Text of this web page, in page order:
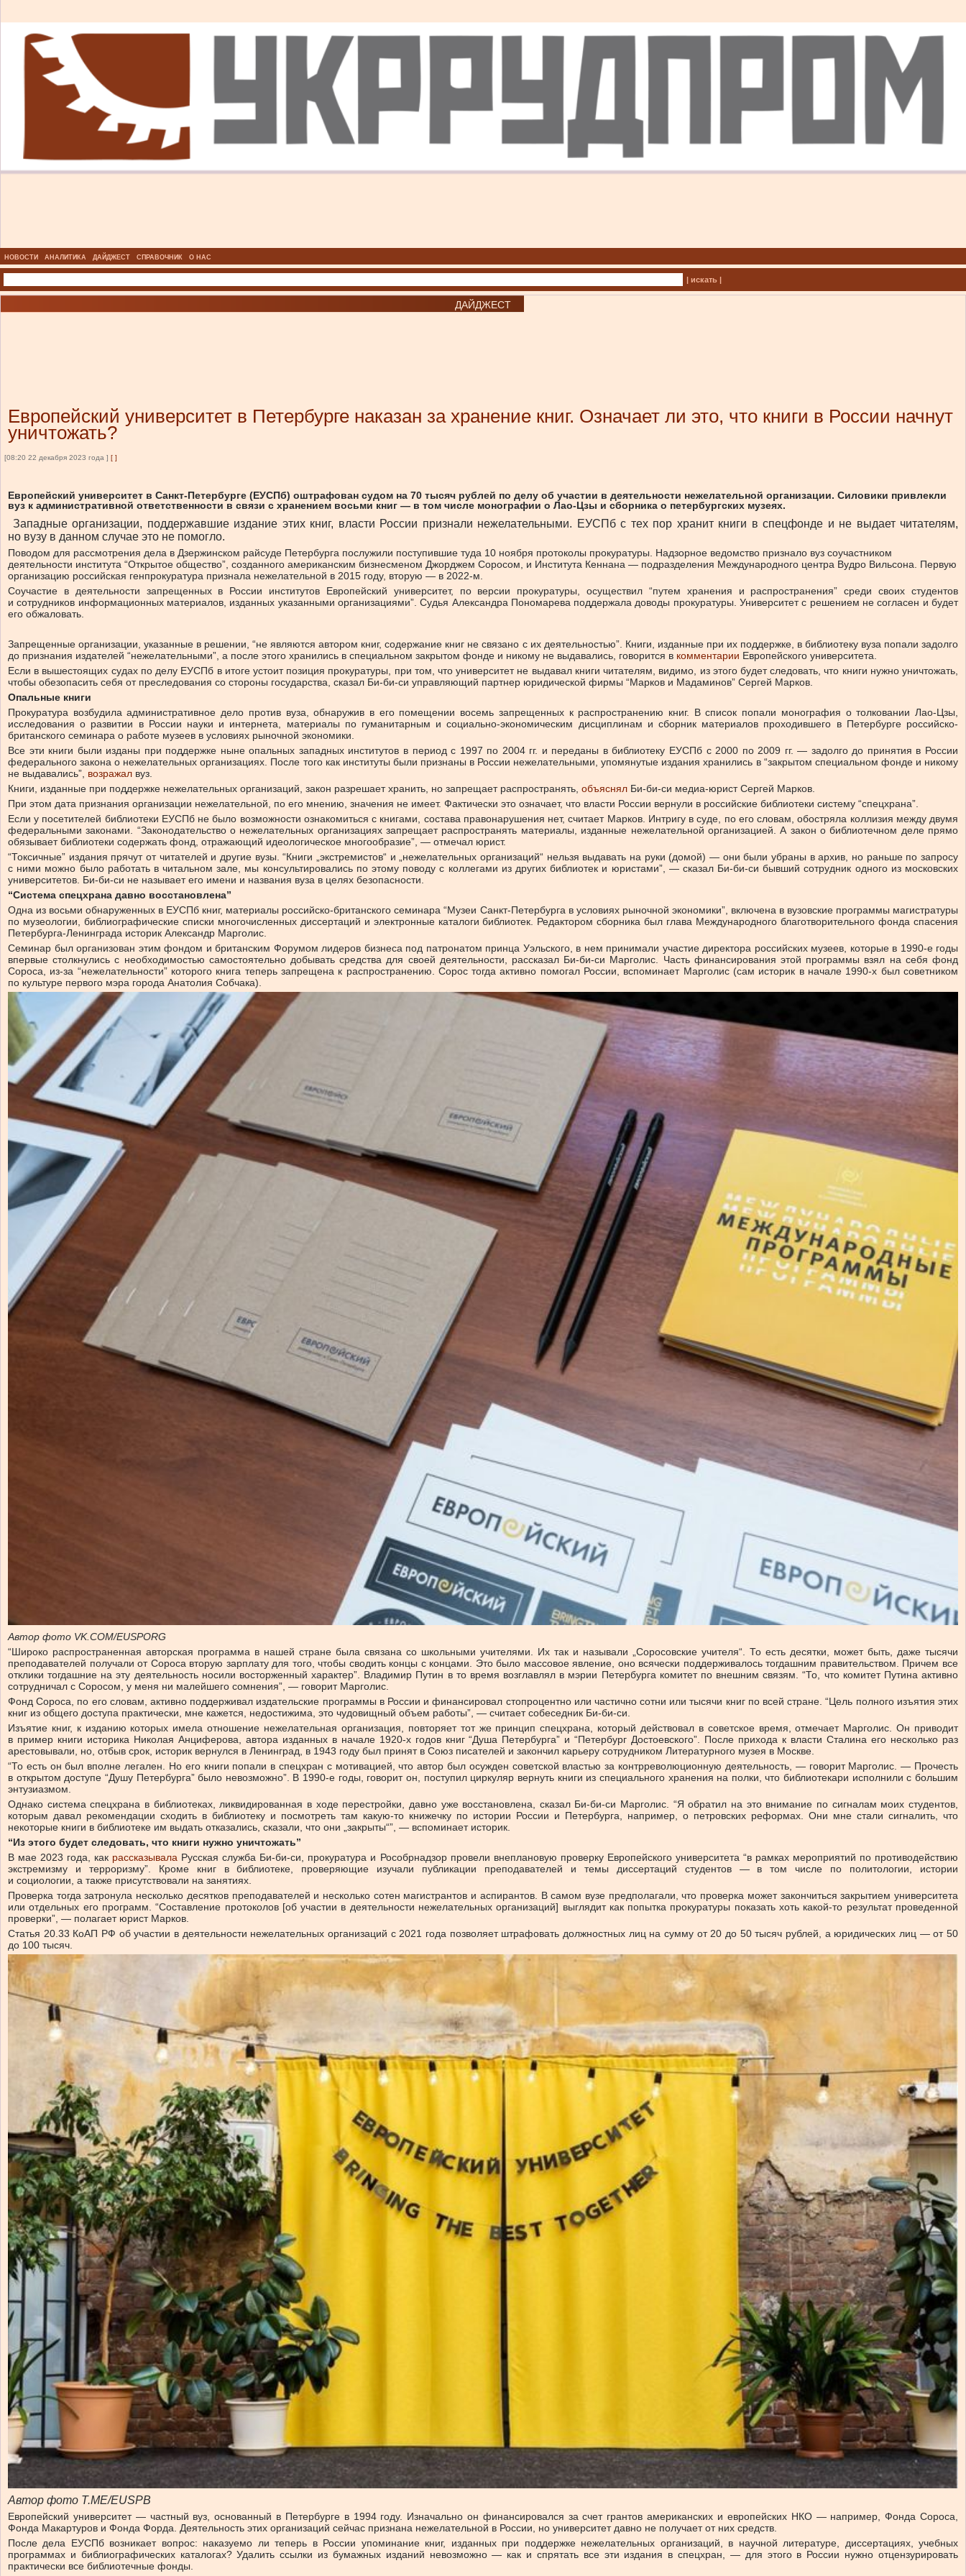
НОВОСТИ АНАЛИТИКА ДАЙДЖЕСТ СПРАВОЧНИК О НАС
| искать |
ДАЙДЖЕСТ
Европейский университет в Петербурге наказан за хранение книг. Означает ли это, что книги в России начнут
уничтожать?
[08:20 22 декабря 2023 года ] [ ]
Европейский университет в Санкт-Петербурге (ЕУСПб) оштрафован судом на 70 тысяч рублей по делу об участии в деятельности нежелательной организации. Силовики привлекли
вуз к административной ответственности в связи с хранением восьми книг — в том числе монографии о Лао-Цзы и сборника о петербургских музеях.
Западные организации, поддержавшие издание этих книг, власти России признали нежелательными. ЕУСПб с тех пор хранит книги в спецфонде и не выдает читателям,
но вузу в данном случае это не помогло.
Поводом для рассмотрения дела в Дзержинском райсуде Петербурга послужили поступившие туда 10 ноября протоколы прокуратуры. Надзорное ведомство признало вуз соучастником
деятельности института “Открытое общество”, созданного американским бизнесменом Джорджем Соросом, и Института Кеннана — подразделения Международного центра Вудро Вильсона. Первую
организацию российская генпрокуратура признала нежелательной в 2015 году, вторую — в 2022-м.
Соучастие в деятельности запрещенных в России институтов Европейский университет, по версии прокуратуры, осуществил “путем хранения и распространения” среди своих студентов
и сотрудников информационных материалов, изданных указанными организациями”. Судья Александра Пономарева поддержала доводы прокуратуры. Университет с решением не согласен и будет
его обжаловать.
Запрещенные организации, указанные в решении, “не являются автором книг, содержание книг не связано с их деятельностью”. Книги, изданные при их поддержке, в библиотеку вуза попали задолго
до признания издателей “нежелательными”, а после этого хранились в специальном закрытом фонде и никому не выдавались, говорится в комментарии Европейского университета.
Если в вышестоящих судах по делу ЕУСПб в итоге устоит позиция прокуратуры, при том, что университет не выдавал книги читателям, видимо, из этого будет следовать, что книги нужно уничтожать,
чтобы обезопасить себя от преследования со стороны государства, сказал Би-би-си управляющий партнер юридической фирмы “Марков и Мадаминов” Сергей Марков.
Опальные книги
Прокуратура возбудила административное дело против вуза, обнаружив в его помещении восемь запрещенных к распространению книг. В список попали монография о толковании Лао-Цзы,
исследования о развитии в России науки и интернета, материалы по гуманитарным и социально-экономическим дисциплинам и сборник материалов проходившего в Петербурге российско-
британского семинара о работе музеев в условиях рыночной экономики.
Все эти книги были изданы при поддержке ныне опальных западных институтов в период с 1997 по 2004 гг. и переданы в библиотеку ЕУСПб с 2000 по 2009 гг. — задолго до принятия в России
федерального закона о нежелательных организациях. После того как институты были признаны в России нежелательными, упомянутые издания хранились в “закрытом специальном фонде и никому
не выдавались”, возражал вуз.
Книги, изданные при поддержке нежелательных организаций, закон разрешает хранить, но запрещает распространять, объяснял Би-би-си медиа-юрист Сергей Марков.
При этом дата признания организации нежелательной, по его мнению, значения не имеет. Фактически это означает, что власти России вернули в российские библиотеки систему “спецхрана”.
Если у посетителей библиотеки ЕУСПб не было возможности ознакомиться с книгами, состава правонарушения нет, считает Марков. Интригу в суде, по его словам, обостряла коллизия между двумя
федеральными законами. “Законодательство о нежелательных организациях запрещает распространять материалы, изданные нежелательной организацией. А закон о библиотечном деле прямо
обязывает библиотеки содержать фонд, отражающий идеологическое многообразие”, — отмечал юрист.
“Токсичные” издания прячут от читателей и другие вузы. “Книги „экстремистов“ и „нежелательных организаций“ нельзя выдавать на руки (домой) — они были убраны в архив, но раньше по запросу
с ними можно было работать в читальном зале, мы консультировались по этому поводу с коллегами из других библиотек и юристами”, — сказал Би-би-си бывший сотрудник одного из московских
университетов. Би-би-си не называет его имени и названия вуза в целях безопасности.
“Система спецхрана давно восстановлена”
Одна из восьми обнаруженных в ЕУСПб книг, материалы российско-британского семинара “Музеи Санкт-Петербурга в условиях рыночной экономики”, включена в вузовские программы магистратуры
по музеологии, библиографические списки многочисленных диссертаций и электронные каталоги библиотек. Редактором сборника был глава Международного благотворительного фонда спасения
Петербурга-Ленинграда историк Александр Марголис.
Семинар был организован этим фондом и британским Форумом лидеров бизнеса под патронатом принца Уэльского, в нем принимали участие директора российских музеев, которые в 1990-е годы
впервые столкнулись с необходимостью самостоятельно добывать средства для своей деятельности, рассказал Би-би-си Марголис. Часть финансирования этой программы взял на себя фонд
Сороса, из-за “нежелательности” которого книга теперь запрещена к распространению. Сорос тогда активно помогал России, вспоминает Марголис (сам историк в начале 1990-х был советником
по культуре первого мэра города Анатолия Собчака).
Автор фото VK.COM/EUSPORG
“Широко распространенная авторская программа в нашей стране была связана со школьными учителями. Их так и называли „Соросовские учителя“. То есть десятки, может быть, даже тысячи
преподавателей получали от Сороса вторую зарплату для того, чтобы сводить концы с концами. Это было массовое явление, оно всячески поддерживалось тогдашним правительством. Причем все
отклики тогдашние на эту деятельность носили восторженный характер”. Владимир Путин в то время возглавлял в мэрии Петербурга комитет по внешним связям. “То, что комитет Путина активно
сотрудничал с Соросом, у меня ни малейшего сомнения”, — говорит Марголис.
Фонд Сороса, по его словам, активно поддерживал издательские программы в России и финансировал стопроцентно или частично сотни или тысячи книг по всей стране. “Цель полного изъятия этих
книг из общего доступа практически, мне кажется, недостижима, это чудовищный объем работы”, — считает собеседник Би-би-си.
Изъятие книг, к изданию которых имела отношение нежелательная организация, повторяет тот же принцип спецхрана, который действовал в советское время, отмечает Марголис. Он приводит
в пример книги историка Николая Анциферова, автора изданных в начале 1920-х годов книг “Душа Петербурга” и “Петербург Достоевского”. После прихода к власти Сталина его несколько раз
арестовывали, но, отбыв срок, историк вернулся в Ленинград, в 1943 году был принят в Союз писателей и закончил карьеру сотрудником Литературного музея в Москве.
“То есть он был вполне легален. Но его книги попали в спецхран с мотивацией, что автор был осужден советской властью за контрреволюционную деятельность, — говорит Марголис. — Прочесть
в открытом доступе “Душу Петербурга” было невозможно”. В 1990-е годы, говорит он, поступил циркуляр вернуть книги из специального хранения на полки, что библиотекари исполнили с большим
энтузиазмом.
Однако система спецхрана в библиотеках, ликвидированная в ходе перестройки, давно уже восстановлена, сказал Би-би-си Марголис. “Я обратил на это внимание по сигналам моих студентов,
которым давал рекомендации сходить в библиотеку и посмотреть там какую-то книжечку по истории России и Петербурга, например, о петровских реформах. Они мне стали сигналить, что
некоторые книги в библиотеке им выдать отказались, сказали, что они „закрыты“”, — вспоминает историк.
“Из этого будет следовать, что книги нужно уничтожать”
В мае 2023 года, как рассказывала Русская служба Би-би-си, прокуратура и Рособрнадзор провели внеплановую проверку Европейского университета “в рамках мероприятий по противодействию
экстремизму и терроризму”. Кроме книг в библиотеке, проверяющие изучали публикации преподавателей и темы диссертаций студентов — в том числе по политологии, истории
и социологии, а также присутствовали на занятиях.
Проверка тогда затронула несколько десятков преподавателей и несколько сотен магистрантов и аспирантов. В самом вузе предполагали, что проверка может закончиться закрытием университета
или отдельных его программ. “Составление протоколов [об участии в деятельности нежелательных организаций] выглядит как попытка прокуратуры показать хоть какой-то результат проведенной
проверки”, — полагает юрист Марков.
Статья 20.33 КоАП РФ об участии в деятельности нежелательных организаций с 2021 года позволяет штрафовать должностных лиц на сумму от 20 до 50 тысяч рублей, а юридических лиц — от 50
до 100 тысяч.
Автор фото T.ME/EUSPB
Европейский университет — частный вуз, основанный в Петербурге в 1994 году. Изначально он финансировался за счет грантов американских и европейских НКО — например, Фонда Сороса,
Фонда Макартуров и Фонда Форда. Деятельность этих организаций сейчас признана нежелательной в России, но университет давно не получает от них средств.
После дела ЕУСПб возникает вопрос: наказуемо ли теперь в России упоминание книг, изданных при поддержке нежелательных организаций, в научной литературе, диссертациях, учебных
программах и библиографических каталогах? Удалить ссылки из бумажных изданий невозможно — как и спрятать все эти издания в спецхран, — для этого в России нужно отцензурировать
практически все библиотечные фонды.